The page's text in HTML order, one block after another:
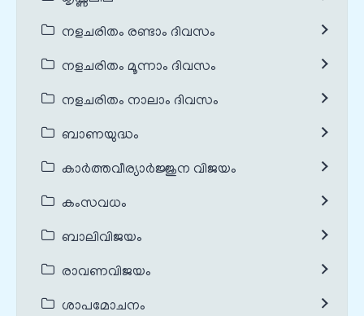
നളചരിതം രണ്ടാം ദിവസം
നളചരിതം മൂന്നാം ദിവസം
നളചരിതം നാലാം ദിവസം
ബാണയുദ്ധം
കാർത്തവീര്യാർജ്ജുന വിജയം
കംസവധം
ബാലിവിജയം
രാവണവിജയം
ശാപമോചനം